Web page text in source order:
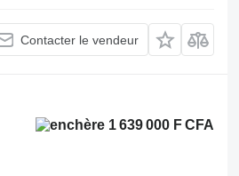
Contacter le vendeur
1 639 000 F CFA